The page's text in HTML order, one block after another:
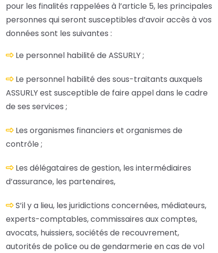
pour les finalités rappelées à l’article 5, les principales
personnes qui seront susceptibles d’avoir accès à vos
données sont les suivantes :
Le personnel habilité de ASSURLY ;
Le personnel habilité des sous-traitants auxquels
ASSURLY est susceptible de faire appel dans le cadre
de ses services ;
Les organismes financiers et organismes de
contrôle ;
Les délégataires de gestion, les intermédiaires
d’assurance, les partenaires,
S’il y a lieu, les juridictions concernées, médiateurs,
experts-comptables, commissaires aux comptes,
avocats, huissiers, sociétés de recouvrement,
autorités de police ou de gendarmerie en cas de vol